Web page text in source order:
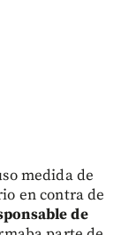
medida de
en contra de
de